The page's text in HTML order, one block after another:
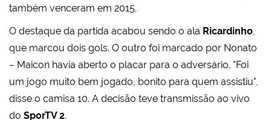
também venceram em 2015.
O destaque da partida acabou sendo o ala Ricardinho,
que marcou dois gols. O outro foi marcado por Nonato
– Maicon havia aberto o placar para o adversário. "Foi
um jogo muito bem jogado, bonito para quem assistiu",
disse o camisa 10. A decisão teve transmissão ao vivo
do SporTV 2.